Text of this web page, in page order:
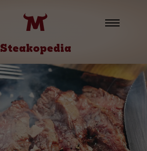
Steakopedia